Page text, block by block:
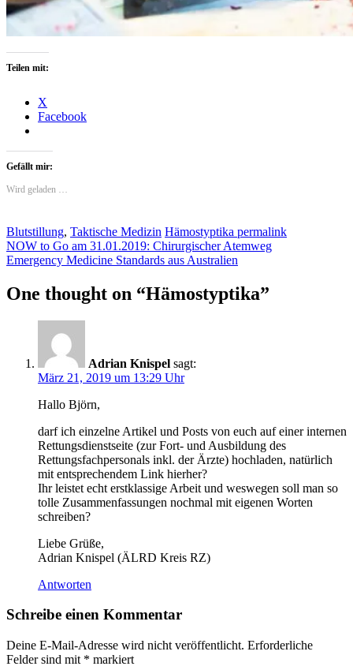
Teilen mit:
X
Facebook
Gefällt mir:
Wird geladen …
Blutstillung, Taktische Medizin Hämostyptika permalink
NOW to Go am 31.01.2019: Chirurgischer Atemweg
Emergency Medicine Standards aus Australien
One thought on “Hämostyptika”
Adrian Knispel sagt:
März 21, 2019 um 13:29 Uhr
Hallo Björn,
darf ich einzelne Artikel und Posts von euch auf einer internen
Rettungsdienstseite (zur Fort- und Ausbildung des
Rettungsfachpersonals inkl. der Ärzte) hochladen, natürlich
mit entsprechendem Link hierher?
Ihr leistet echt erstklassige Arbeit und weswegen soll man so
tolle Zusammenfassungen nochmal mit eigenen Worten
schreiben?
Liebe Grüße,
Adrian Knispel (ÄLRD Kreis RZ)
Antworten
Schreibe einen Kommentar
Deine E-Mail-Adresse wird nicht veröffentlicht. Erforderliche
Felder sind mit * markiert